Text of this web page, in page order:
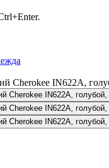
Cherokee IN622A,